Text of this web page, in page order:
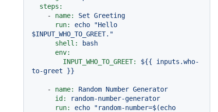
steps:
-
name: Set Greeting
run:
echo
"Hello
$INPUT_WHO_TO_GREET."
shell:
bash
env:
INPUT_WHO_TO_GREET:
${{
inputs.who-
to-greet
}}
- name: Random Number Generator
id:
random-number-generator
run:
echo
"random-number=$(echo